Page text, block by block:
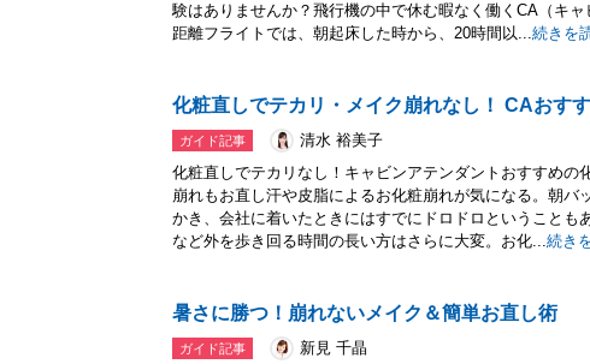
験はありませんか？飛行機の中で休む暇なく働くCA（キ
距離フライトでは、朝起床した時から、20時間以...続きを
化粧直しでテカリ・メイク崩れなし！ CAおす
ガイド記事
清水 裕美子
化粧直しでテカリなし！キャビンアテンダントおすすめの
崩れもお直し汗や皮脂によるお化粧崩れが気になる。朝バ
かき、会社に着いたときにはすでにドロドロということも
など外を歩き回る時間の長い方はさらに大変。お化...続き
暑さに勝つ！崩れないメイク＆簡単お直し術
ガイド記事
新見 千晶